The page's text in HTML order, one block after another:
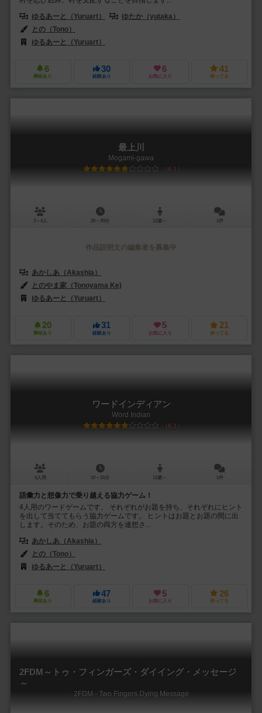
ゆるあーと（Yuruart）
ゆたか（yutaka）
との（Tono）
ゆるあーと（Yuruart）
6
興味あり
30
経験あり
6
お気に入り
41
持ってる
最上川
Mogami-gawa
6.1
3～4人 20～30分 12歳～ 1件
作品説明文の編集者を募集中
あかしあ（Akashia）
とのやま家（Tonoyama Ke)
ゆるあーと（Yuruart）
20
興味あり
31
経験あり
5
お気に入り
21
持ってる
ワードインディアン
Word Indian
6.1
4人用 10～15分 12歳～ 1件
語彙力と想像力で乗り越える協力ゲーム！
4人用のワードゲームです。 それぞれがお題を持ち、それぞれにヒント
を出して当ててもらう協力ゲームです。 ヒントはお題とお題の間に出
します。そのため、お題の両方を連想さ...
あかしあ（Akashia）
との（Tono）
ゆるあーと（Yuruart）
6
興味あり
47
経験あり
5
お気に入り
26
持ってる
2FDM～トゥ・フィンガーズ・ダイイング・メッセージ
～
2FDM - Two Fingers Dying Message